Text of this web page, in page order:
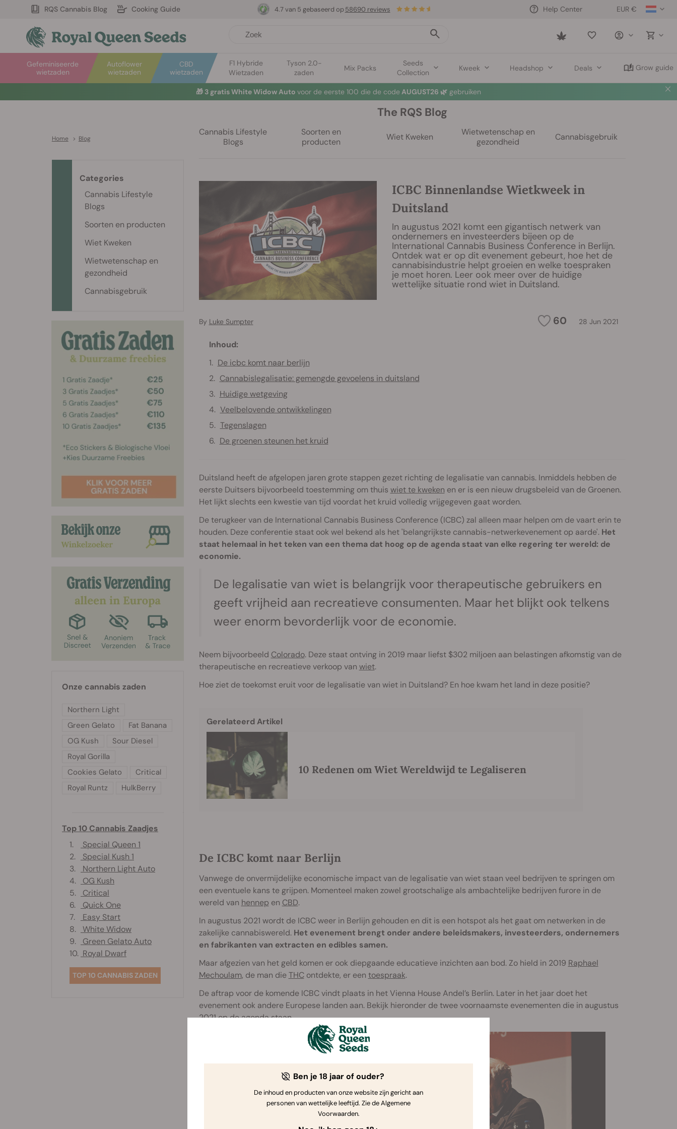
RQS Cannabis Blog Cooking Guide EUR €
Help Center
Saved
Autoflower
wietzaden
Gefeminiseerde
wietzaden
CBD
wietzaden
F1 Hybride
Wietzaden
Tyson 2.0-
zaden
Mix Packs
Seeds
Collection
Kweek Headshop Deals Grow guide
4.7 van 5 gebaseerd op 58690 reviews
🎁 3 gratis White Widow Auto voor de eerste 100 die de code AUGUST26 🌿 gebruiken
Home > Blog
The RQS Blog
Cannabis Lifestyle
Blogs
Soorten en
producten
Wiet Kweken
Wietwetenschap en
gezondheid
Cannabisgebruik
ICBC Binnenlandse Wietkweek in
Duitsland
In augustus 2021 komt een gigantisch netwerk van
ondernemers en investeerders bijeen op de
International Cannabis Business Conference in Berlijn.
Ontdek wat er op dit evenement gebeurt, hoe het de
cannabisindustrie helpt groeien en welke toespraken
je moet horen. Leer ook meer over de huidige
wettelijke situatie rond wiet in Duitsland.
60 28 Jun 2021
By Luke Sumpter
Inhoud:
De icbc komt naar berlijn
Cannabislegalisatie: gemengde gevoelens in duitsland
Huidige wetgeving
Veelbelovende ontwikkelingen
Tegenslagen
De groenen steunen het kruid
Duitsland heeft de afgelopen jaren grote stappen gezet richting de legalisatie van cannabis. Inmiddels hebben de
eerste Duitsers bijvoorbeeld toestemming om thuis wiet te kweken en er is een nieuw drugsbeleid van de Groenen.
Het lijkt slechts een kwestie van tijd voordat het kruid volledig vrijgegeven gaat worden.
De terugkeer van de International Cannabis Business Conference (ICBC) zal alleen maar helpen om de vaart erin te
houden. Deze conferentie staat ook wel bekend als het 'belangrijkste cannabis-netwerkevenement op aarde'. Het
staat helemaal in het teken van een thema dat hoog op de agenda staat van elke regering ter wereld: de
economie.
De legalisatie van wiet is belangrijk voor therapeutische gebruikers en
geeft vrijheid aan recreatieve consumenten. Maar het blijkt ook telkens
weer enorm bevorderlijk voor de economie.
Neem bijvoorbeeld Colorado. Deze staat ontving in 2019 maar liefst $302 miljoen aan belastingen afkomstig van de
therapeutische en recreatieve verkoop van wiet.
Hoe ziet de toekomst eruit voor de legalisatie van wiet in Duitsland? En hoe kwam het land in deze positie?
Gerelateerd Artikel
10 Redenen om Wiet Wereldwijd te Legaliseren
De ICBC komt naar Berlijn
Vanwege de onvermijdelijke economische impact van de legalisatie van wiet staan veel bedrijven te springen om
een eventuele kans te grijpen. Momenteel maken zowel grootschalige als ambachtelijke bedrijven furore in de
wereld van hennep en CBD.
In augustus 2021 wordt de ICBC weer in Berlijn gehouden en dit is een hotspot als het gaat om netwerken in de
zakelijke cannabiswereld. Het evenement brengt onder andere beleidsmakers, investeerders, ondernemers
en fabrikanten van extracten en edibles samen.
Maar afgezien van het geld komen er ook diepgaande educatieve inzichten aan bod. Zo hield in 2019 Raphael
Mechoulam, de man dieTHContdekte, er een toespraak.
De aftrap voor de komende ICBC vindt plaats in het Vienna House Andel’s Berlin. Later in het jaar doet het
evenement ook andere Europese landen aan. Bekijk hieronder de twee voornaamste evenementen die in augustus
2021 op de agenda staan.
Categories
Cannabis Lifestyle
Blogs
Soorten en producten
Wiet Kweken
Wietwetenschap en
gezondheid
Cannabisgebruik
Onze cannabis zaden
Northern Light
Green Gelato
Fat Banana
OG Kush
Sour Diesel
Royal Gorilla
Cookies Gelato
Critical
Royal Runtz
HulkBerry
Top 10 Cannabis Zaadjes
1.
Special Queen 1
2.
Special Kush 1
3.
Northern Light Auto
4.
OG Kush
5.
Critical
6.
Quick One
7.
Easy Start
8.
White Widow
9.
Green Gelato Auto
10. Royal Dwarf
TOP 10 CANNABIS ZADEN
Ben je 18 jaar of ouder?
De inhoud en producten van onze website zijn gericht aan
personen van wettelijke leeftijd. Zie de Algemene
Voorwaarden.